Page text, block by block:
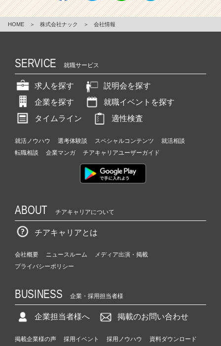
HOME ＞ 株式会社ナック ＞ 会社情報
SERVICE 就職サービス
求人を探す
説明会を探す
企業を探す
就職イベントを探す
タイムライン
適性検査
就活ノウハウ 選考体験談 スペシャルコンテンツ
就活相談
転職相談
企業マンガ チアキャリアユーザーガイド
ABOUT チアキャリアについて
チアキャリアとは
会社概要 ニュースルーム
メディア出演・掲載
プライバシーポリシー
BUSINESS 企業・採用担当者様
企業担当者様へ 掲載のお問い合わせ
掲載企業様の声 採用イベント 採用ノウハウ 資料ダウンロード